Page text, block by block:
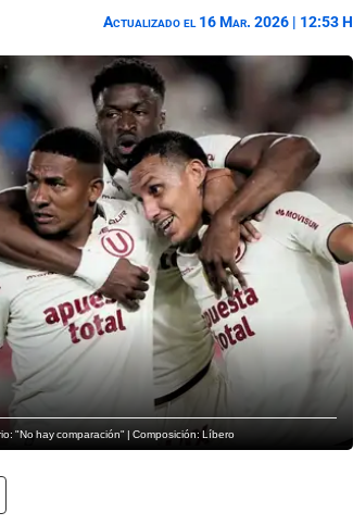
Actualizado el 16 Mar. 2026 | 12:53 H
"No hay comparación" | Composición: Líbero